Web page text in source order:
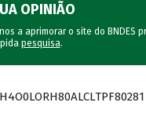
OPINIÃO
a aprimorar o site do BNDES
pesquisa.